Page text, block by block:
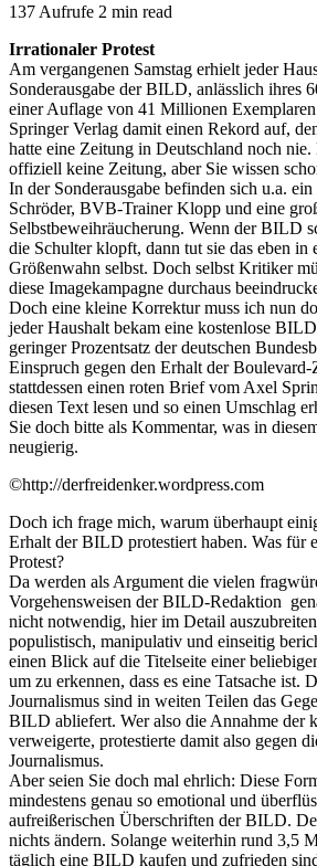
137 Aufrufe 2 min read
Irrationaler Protest
Am vergangenen Samstag erhielt jeder
Sonderausgabe der BILD, anlässlich ihres
einer Auflage von 41 Millionen
Springer Verlag damit einen Rekord auf,
hatte eine Zeitung in Deutschland noch
offiziell keine Zeitung, aber Sie wissen
In der Sonderausgabe befinden sich u.a.
Schröder, BVB-Trainer Klopp und eine
Selbstbeweihräucherung. Wenn der BILD
die Schulter klopft, dann tut sie das eben in
Größenwahn selbst. Doch selbst Kritiker
diese Imagekampagne durchaus
Doch eine kleine Korrektur muss ich nun
jeder Haushalt bekam eine kostenlose
geringer Prozentsatz der deutschen
Einspruch gegen den Erhalt der
stattdessen einen roten Brief vom Axel
diesen Text lesen und so einen Umschlag
Sie doch bitte als Kommentar, was in
neugierig.
©http://derfreidenker.wordpress.com
Doch ich frage mich, warum überhaupt
Erhalt der BILD protestiert haben. Was für
Protest?
Da werden als Argument die vielen
Vorgehensweisen der BILD-Redaktion
nicht notwendig, hier im Detail
populistisch, manipulativ und einseitig
einen Blick auf die Titelseite einer
um zu erkennen, dass es eine Tatsache ist.
Journalismus sind in weiten Teilen das
BILD abliefert. Wer also die Annahme der
verweigerte, protestierte damit also gegen
Journalismus.
Aber seien Sie doch mal ehrlich: Diese
mindestens genau so emotional und
aufreißerischen Überschriften der BILD.
nichts ändern. Solange weiterhin rund 3,5
täglich eine BILD kaufen und zufrieden